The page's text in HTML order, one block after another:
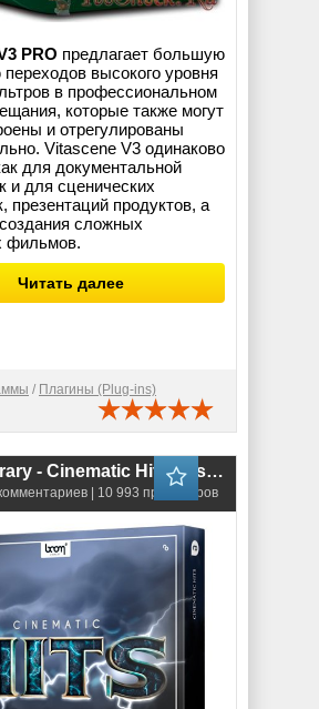
PRO предлагает большую
высокого уровня
в профессиональном
которые также могут
и отрегулированы
Vitascene V3 одинаково
для документальной
и для сценических
презентаций продуктов, а
сложных
фильмов.
Читать далее
/ Плагины (Plug-ins)
Boom Library - Cinematic Hits Designed (WAV)
| 10 993 просмотров